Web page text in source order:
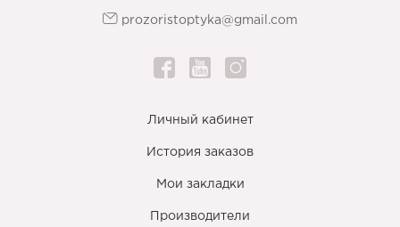
prozoristoptyka@gmail.com
Личный кабинет
История заказов
Мои закладки
Производители